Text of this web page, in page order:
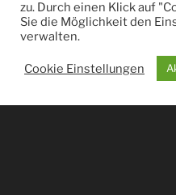
zu. Durch einen Klick auf
Sie die Möglichkeit den
verwalten.
Cookie Einstellungen